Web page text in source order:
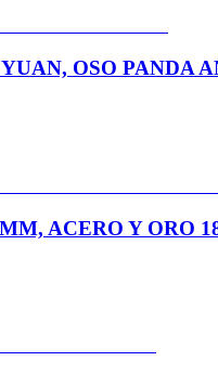
OSO PANDA
ACERO Y ORO